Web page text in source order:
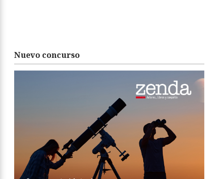
Nuevo concurso